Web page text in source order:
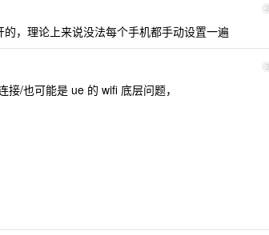
2
，理论上来说没法每个手机都手动设置一遍
3
/也可能是 ue 的 wifi 底层问题，